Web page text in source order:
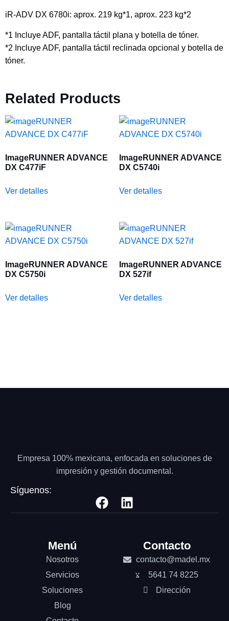
iR-ADV DX 6780i: aprox. 219 kg*1, aprox. 223 kg*2
*1 Incluye ADF, pantalla táctil plana y botella de tóner.
*2 Incluye ADF, pantalla táctil reclinada opcional y botella de
tóner.
Related Products
ImageRUNNER ADVANCE
DX C477iF
Ver detalles
ImageRUNNER ADVANCE
DX C5740i
Ver detalles
ImageRUNNER ADVANCE
DX C5750i
Ver detalles
ImageRUNNER ADVANCE
DX 527if
Ver detalles
Empresa 100% mexicana, enfocada en soluciones de
impresión y gestión documental.
Síguenos:
Menú
Nosotros
Servicios
Soluciones
Blog
Contacto
contacto@madel.mx
5641 74 8225
Dirección